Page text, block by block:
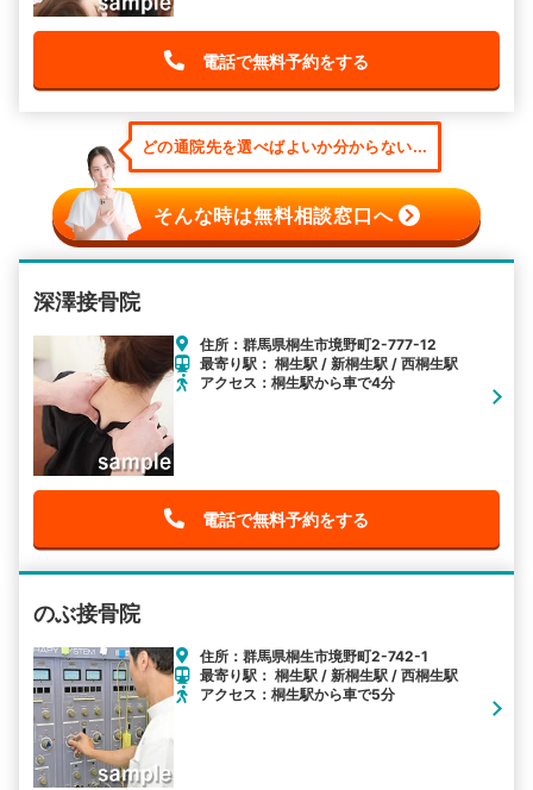
電話で無料予約をする
どの通院先を選べばよいか分からない...
そんな時は無料相談窓口へ
深澤接骨院
住所：群馬県桐生市境野町2-777-12
最寄り駅： 桐生駅 / 新桐生駅 / 西桐生駅
アクセス：桐生駅から車で4分
電話で無料予約をする
のぶ接骨院
住所：群馬県桐生市境野町2-742-1
最寄り駅： 桐生駅 / 新桐生駅 / 西桐生駅
アクセス：桐生駅から車で5分